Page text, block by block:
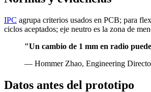
IPC agrupa criterios usados en PCB; para
ciclos aceptados; eje neutro es la zona de
"Un cambio de 1 mm en radio
— Hommer Zhao, Engineering
Datos antes del prototipo